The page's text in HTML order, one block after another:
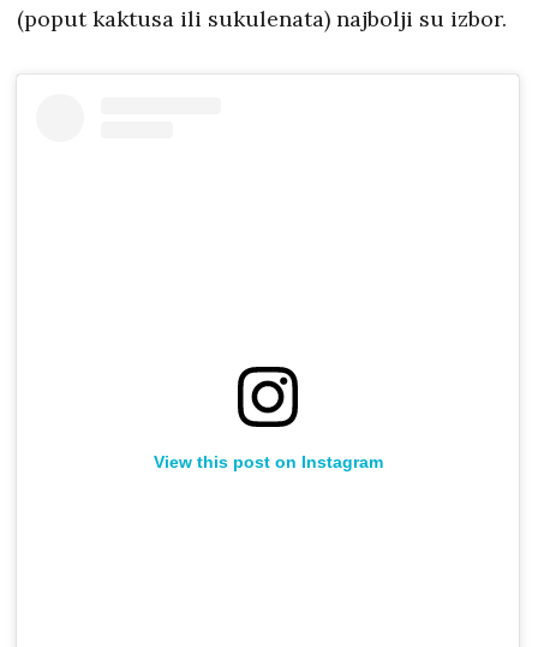
(poput kaktusa ili sukulenata) najbolji su izbor.
View this post on Instagram